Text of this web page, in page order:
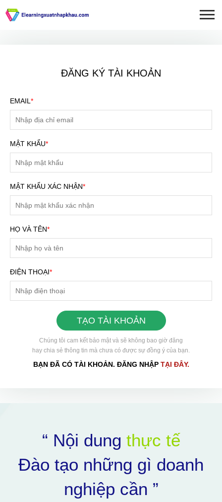
ĐĂNG KÝ TÀI KHOẢN
EMAIL *
MẬT KHẨU*
MẬT KHẨU XÁC NHẬN*
HỌ VÀ TÊN*
ĐIỆN THOẠI*
TẠO TÀI KHOẢN
Chúng tôi cam kết bảo mật và sẽ không bao giờ đăng
hay chia sẻ thông tin mà chưa có được sự đồng ý của bạn.
BẠN ĐÃ CÓ TÀI KHOẢN. ĐĂNG NHẬP TẠI ĐÂY.
“ Nội dung thực tế
Đào tạo những gì doanh
nghiệp cần ”
ĐĂNG KÝ TƯ VẤN MIỄN